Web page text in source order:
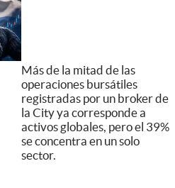
Más de la mitad de las
operaciones bursátiles
registradas por un broker de
la City ya corresponde a
activos globales, pero el 39%
se concentra en un solo
sector.